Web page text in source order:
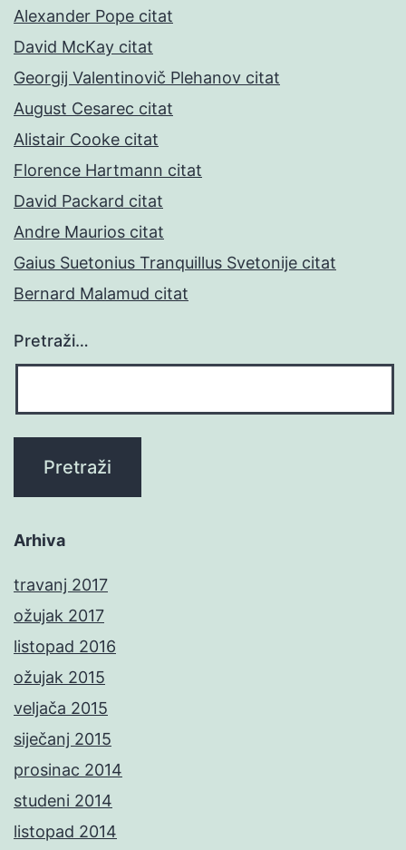
Alexander Pope citat
David McKay citat
Georgij Valentinovič Plehanov citat
August Cesarec citat
Alistair Cooke citat
Florence Hartmann citat
David Packard citat
Andre Maurios citat
Gaius Suetonius Tranquillus Svetonije citat
Bernard Malamud citat
Pretraži…
Arhiva
travanj 2017
ožujak 2017
listopad 2016
ožujak 2015
veljača 2015
siječanj 2015
prosinac 2014
studeni 2014
listopad 2014